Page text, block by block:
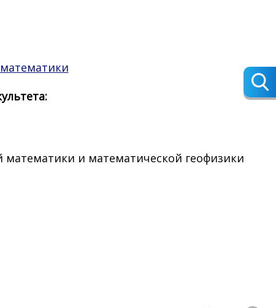
математики и математической геофизики